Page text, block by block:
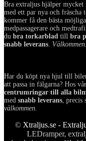
Bra extraljus hjälper mycket
med ett par nya och fräscha
kommer få den bästa
medpassagerare och
du bra torkarblad till bra
snabb leverans. Välkommen.
Har du köpt nya hjul till
att passa in fälgarna? Hos
centrumringar till alla
med snabb leverans, precis
välkommen.
© Xtraljus.se -
LEDramper,